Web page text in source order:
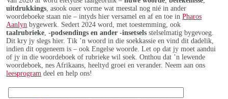
uitdrukkings , asook ouer vorme wat meestal nog nié in ander
woordeboeke staan nie – intyds hier versamel en af en toe inPharos
Aanlyn bygewerk. Sedert 2024 word, met toestemming, ook
taalrubrieke ,-podsendings en ander -insetsels stelselmatig bygevoeg.
Dit kry jy slegs hier. Tik ’n woord in die soekkassie en vind dit dadelik,
indien dit opgeneem is – ook Engelse woorde. Let op dat jy moet aandui
of jy in die woordeboek of rubrieke wil soek. Onthou dat ’n lewende
woordeboek, nes Afrikaans, heeltyd groei en verander. Neem aan ons
leesprogram deel en help ons!